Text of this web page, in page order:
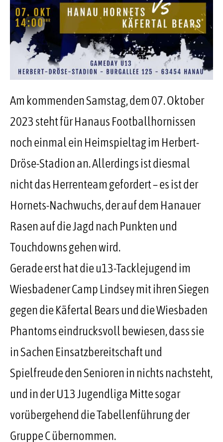
Am kommenden Samstag, dem 07. Oktober
2023 steht für Hanaus Footballhornissen
noch einmal ein Heimspieltag im Herbert-
Dröse-Stadion an. Allerdings ist diesmal
nicht das Herrenteam gefordert – es ist der
Hornets-Nachwuchs, der auf dem Hanauer
Rasen auf die Jagd nach Punkten und
Touchdowns gehen wird.
Gerade erst hat die u13-Tacklejugend im
Wiesbadener Camp Lindsey mit ihren Siegen
gegen die Käfertal Bears und die Wiesbaden
Phantoms eindrucksvoll bewiesen, dass sie
in Sachen Einsatzbereitschaft und
Spielfreude den Senioren in nichts nachsteht,
und in der U13 Jugendliga Mitte sogar
vorübergehend die Tabellenführung der
Gruppe C übernommen.